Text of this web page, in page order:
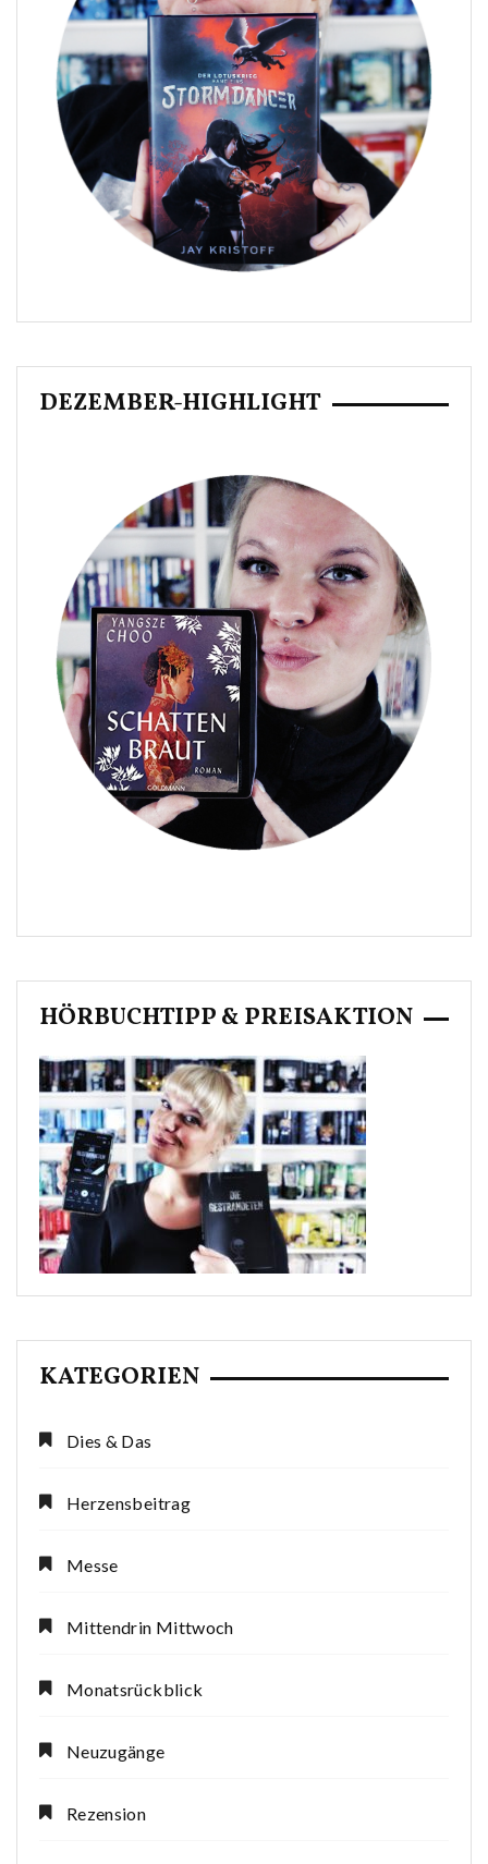
DEZEMBER-HIGHLIGHT
HÖRBUCHTIPP & PREISAKTION
KATEGORIEN
Dies & Das
Herzensbeitrag
Messe
Mittendrin Mittwoch
Monatsrückblick
Neuzugänge
Rezension